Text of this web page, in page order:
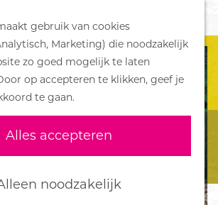
gebruik van cookies
Marketing) die noodzakelijk
zo goed mogelijk te laten
op accepteren te klikken, geef je
te gaan.
Alles accepteren
noodzakelijk
Klomp